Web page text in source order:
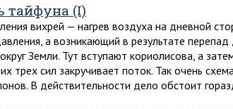
тайфуна (I)
вихрей — нагрев воздуха на дневной
а возникающий в результате
Земли. Тут вступают кориолисова, а
трех сил закручивает поток. Так очень
В действительности дело обстоит